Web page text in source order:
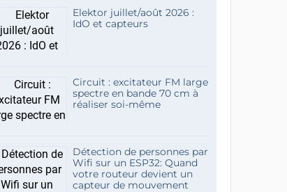
Elektor juillet/août 2026 :
IdO et capteurs
Circuit : excitateur FM large
spectre en bande 70 cm à
réaliser soi-même
Détection de personnes par
Wifi sur un ESP32: Quand
votre routeur devient un
capteur de mouvement